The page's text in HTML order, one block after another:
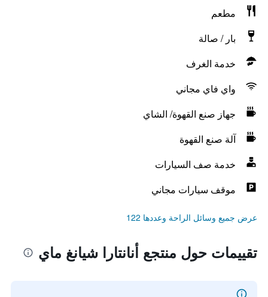
مطعم
بار / صالة
خدمة الغرف
واي فاي مجاني
جهاز صنع القهوة/ الشاي
آلة صنع القهوة
خدمة صف السيارات
موقف سيارات مجاني
عرض جميع وسائل الراحة وعددها 122
تقييمات حول منتجع أنانتارا شيانغ ماي